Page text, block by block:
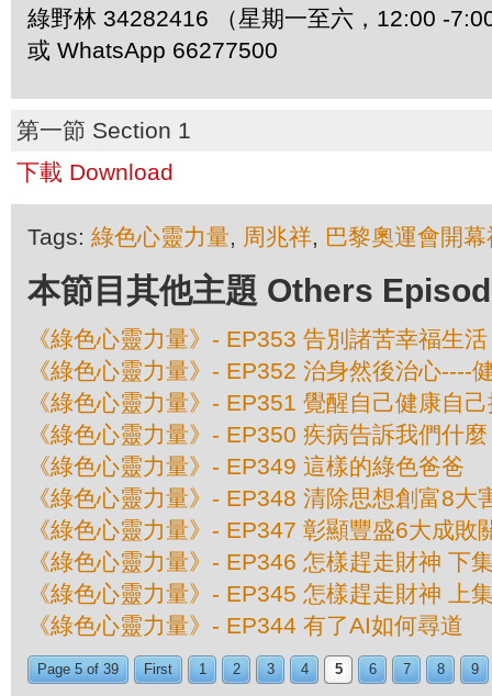
綠野林 34282416 （星期一至六，12:00 -
或 WhatsApp 66277500
第一節 Section 1
下載 Download
Tags: 綠色心靈力量, 周兆祥, 巴黎奧運會開幕
本節目其他主題 Others
《綠色心靈力量》- EP353 告別諸苦幸福生活
《綠色心靈力量》- EP352 治身然後治心----
《綠色心靈力量》- EP351 覺醒自己健康自
《綠色心靈力量》- EP350 疾病告訴我們什麼
《綠色心靈力量》- EP349 這樣的綠色爸爸
《綠色心靈力量》- EP348 清除思想創富8大
《綠色心靈力量》- EP347 彰顯豐盛6大成敗
《綠色心靈力量》- EP346 怎樣趕走財神 下
《綠色心靈力量》- EP345 怎樣趕走財神 上
《綠色心靈力量》- EP344 有了AI如何尋道
Page 5 of 39 First 1 2 3 4 5 6 7 8 9